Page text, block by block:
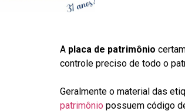
A placa de patrimônio
controle preciso de todo o
Geralmente o material das
patrimônio possuem código